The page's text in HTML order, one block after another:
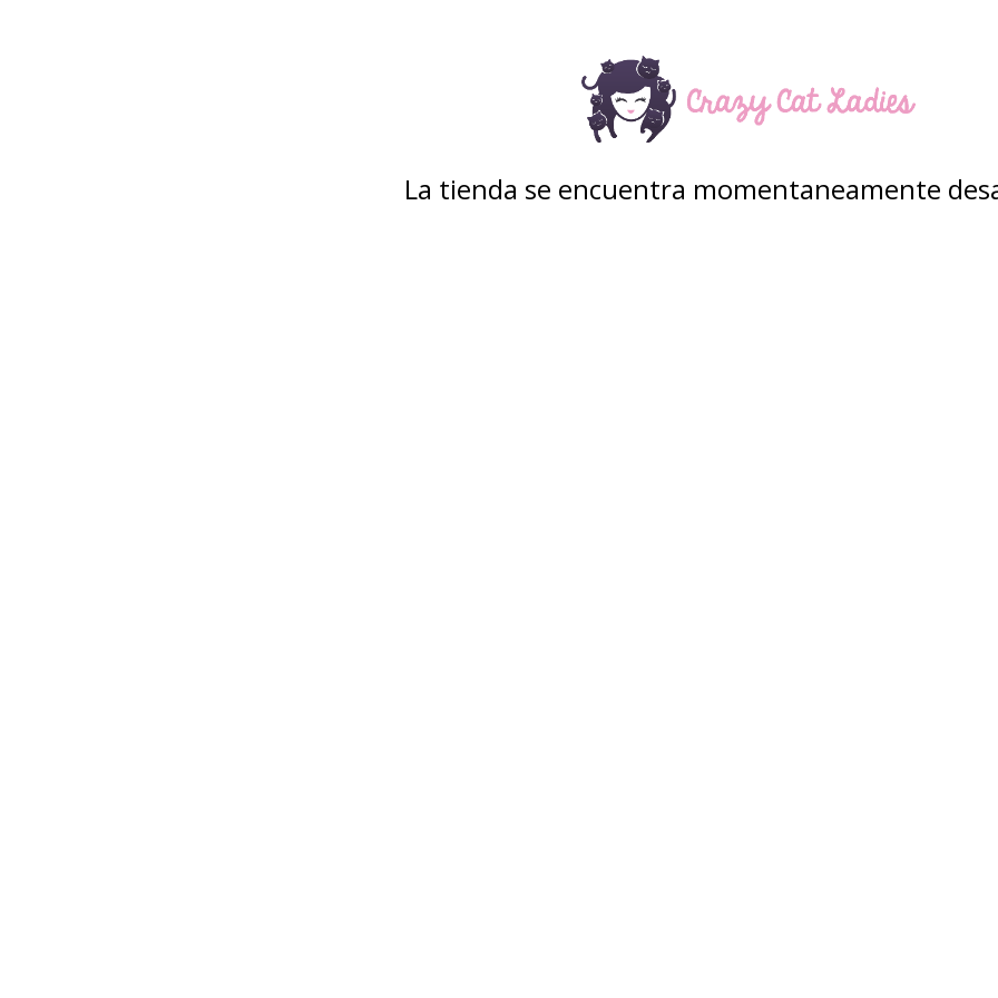
La tienda se encuentra momentaneamente